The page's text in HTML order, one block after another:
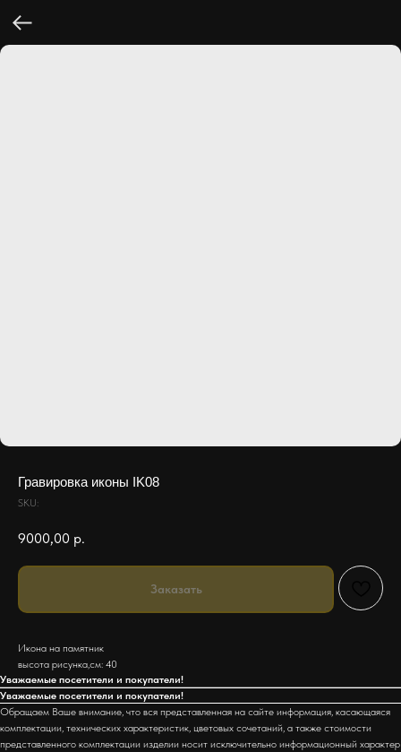
Гравировка иконы IK08
SKU:
9000,00 р.
Заказать
Икона на памятник
высота рисунка,см: 40
Уважаемые посетители и покупатели!
Уважаемые посетители и покупатели!
Обращаем Ваше внимание, что вся представленная на сайте информация, касающаяся
комплектации, технических характеристик, цветовых сочетаний, а также стоимости
представленного комплектации изделии носит исключительно информационный характер